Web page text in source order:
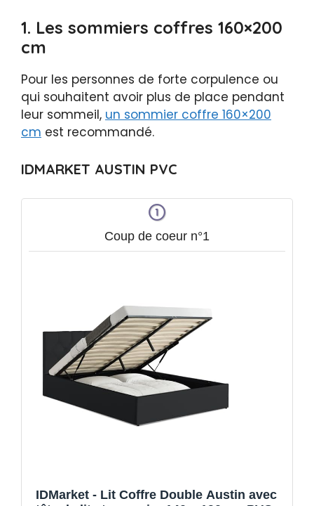
1. Les sommiers coffres 160×200
cm
Pour les personnes de forte corpulence ou
qui souhaitent avoir plus de place pendant
leur sommeil, un sommier coffre 160×200
cm est recommandé.
IDMARKET AUSTIN PVC
Coup de coeur n°1
IDMarket - Lit Coffre Double Austin avec